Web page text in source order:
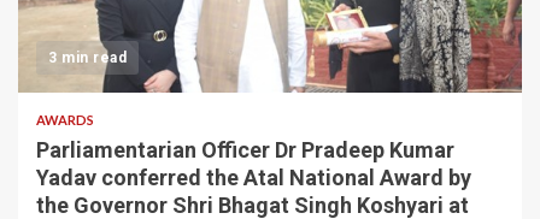
3 min read
AWARDS
Parliamentarian Officer Dr Pradeep Kumar
Yadav conferred the Atal National Award by
the Governor Shri Bhagat Singh Koshyari at